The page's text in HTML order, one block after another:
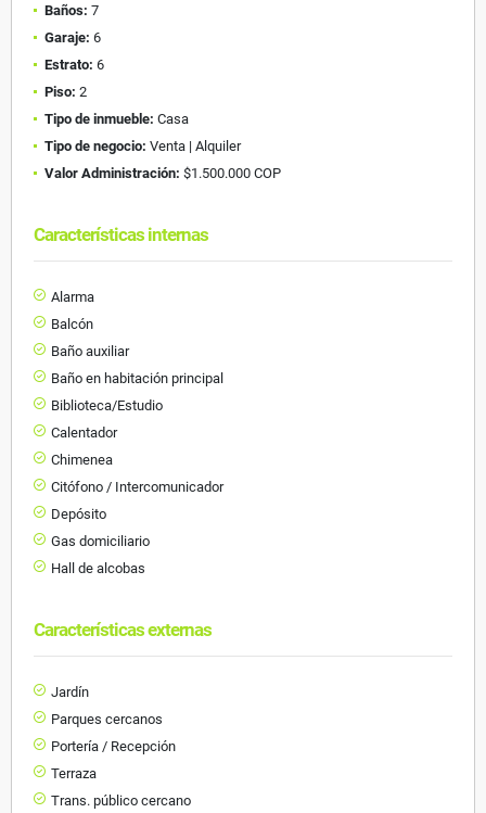
Baños: 7
Garaje: 6
Estrato: 6
Piso: 2
Tipo de inmueble: Casa
Tipo de negocio: Venta | Alquiler
Valor Administración: $1.500.000 COP
Características internas
Alarma
Balcón
Baño auxiliar
Baño en habitación principal
Biblioteca/Estudio
Calentador
Chimenea
Citófono / Intercomunicador
Depósito
Gas domiciliario
Hall de alcobas
Características externas
Jardín
Parques cercanos
Portería / Recepción
Terraza
Trans. público cercano